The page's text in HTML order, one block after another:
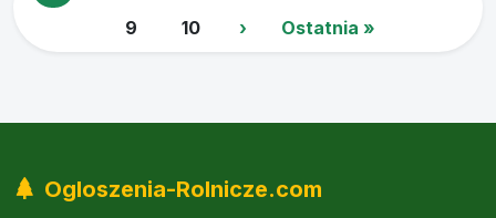
9
10 › Ostatnia »
Ogloszenia-Rolnicze.com